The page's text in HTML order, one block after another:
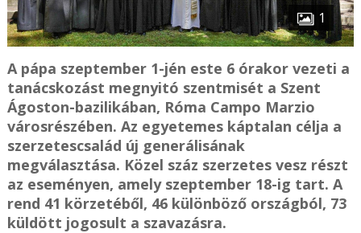
1
A pápa szeptember 1-jén este 6 órakor vezeti a
tanácskozást megnyitó szentmisét a Szent
Ágoston-bazilikában, Róma Campo Marzio
városrészében. Az egyetemes káptalan célja a
szerzetescsalád új generálisának
megválasztása. Közel száz szerzetes vesz részt
az eseményen, amely szeptember 18-ig tart. A
rend 41 körzetéből, 46 különböző országból, 73
küldött jogosult a szavazásra.